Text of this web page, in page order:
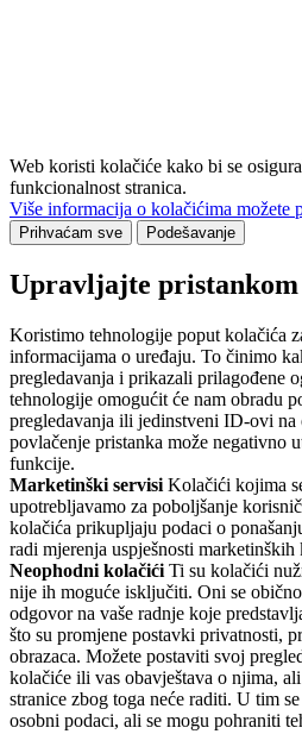
Web koristi kolačiće kako bi se
funkcionalnost stranica.
Više informacija o kolačićima možete
Prihvaćam sve Podešavanje
Upravljajte pristankom
Koristimo tehnologije poput kolačića
informacijama o uređaju. To činimo
pregledavanja i prikazali prilagođene
tehnologije omogućit će nam obradu
pregledavanja ili jedinstveni ID-ovi
povlačenje pristanka može negativno
funkcije.
Marketinški servisi Kolačići kojima
upotrebljavamo za poboljšanje
kolačića prikupljaju podaci o
radi mjerenja uspješnosti
Neophodni kolačići Ti su kolačići
nije ih moguće isključiti. Oni se
odgovor na vaše radnje koje
što su promjene postavki privatnosti,
obrazaca. Možete postaviti svoj
kolačiće ili vas obavještava o njima,
stranice zbog toga neće raditi. U tim
osobni podaci, ali se mogu pohraniti